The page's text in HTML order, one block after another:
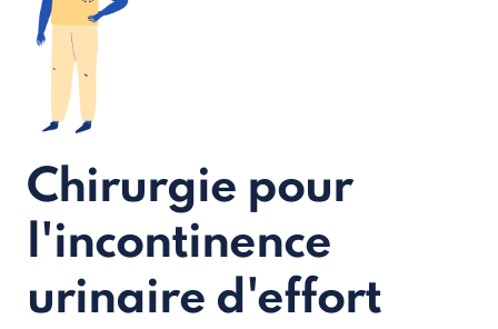
Chirurgie pour
l'incontinence
urinaire d'effort